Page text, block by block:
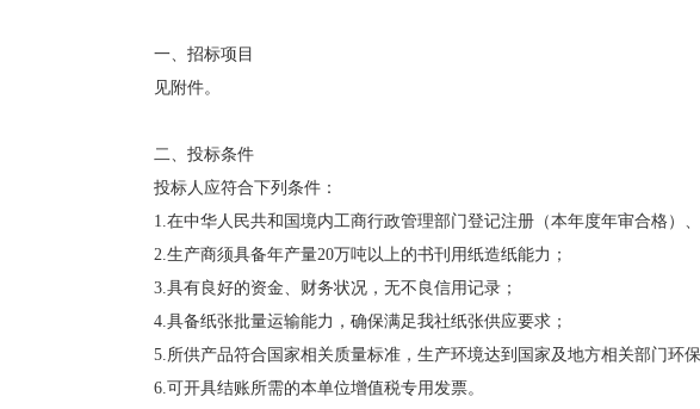
一、招标项目
见附件。
二、投标条件
投标人应符合下列条件：
1.在中华人民共和国境内工商行政管理部门登记注册（本年度年审合格）
2.生产商须具备年产量20万吨以上的书刊用纸造纸能力；
3.具有良好的资金、财务状况，无不良信用记录；
4.具备纸张批量运输能力，确保满足我社纸张供应要求；
5.所供产品符合国家相关质量标准，生产环境达到国家及地方相关部门环保
6.可开具结账所需的本单位增值税专用发票。